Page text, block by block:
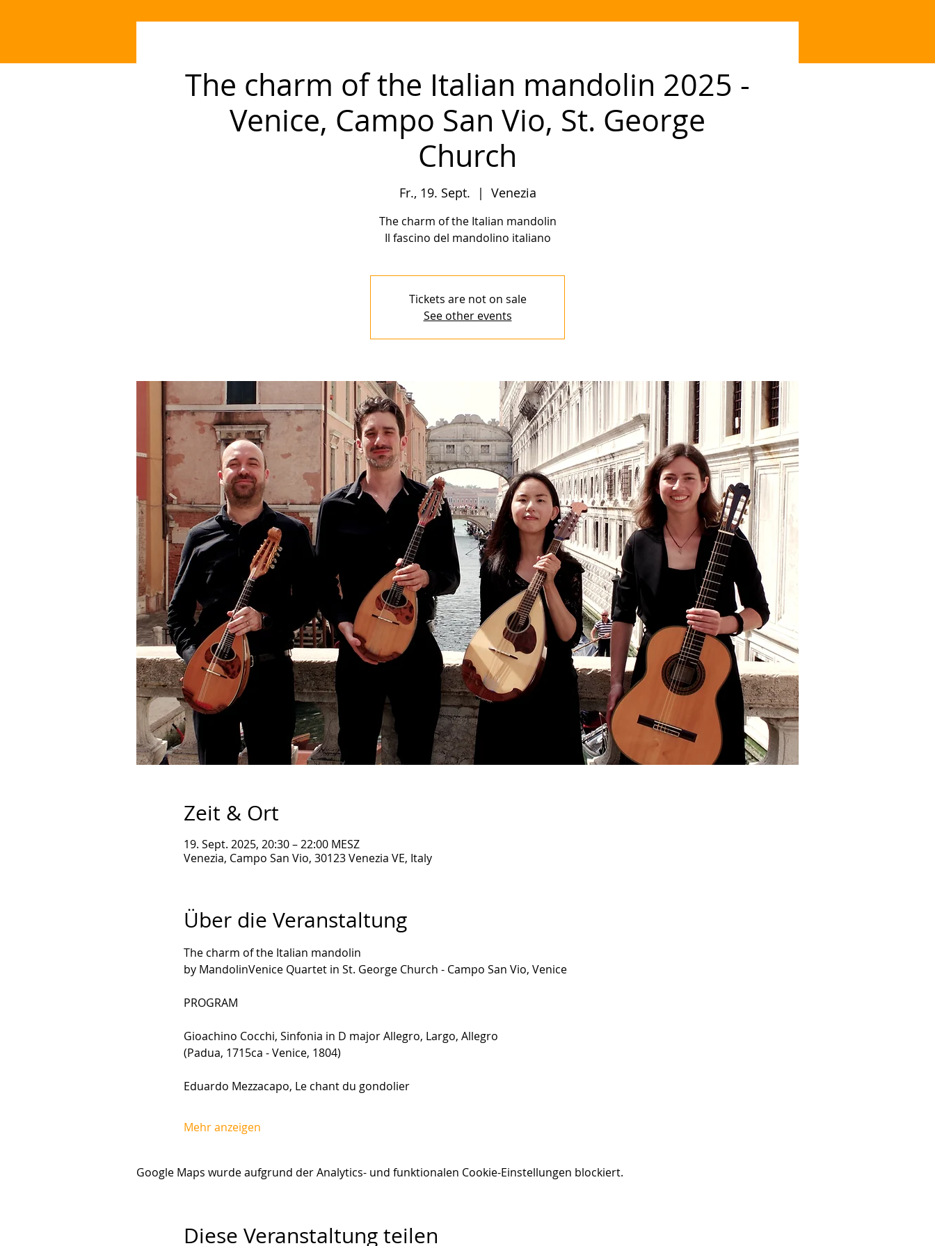
The charm of the Italian mandolin 2025 -
Venice, Campo San Vio, St. George
Church
Fr., 19. Sept.
  |
Venezia
The charm of the Italian mandolin
Il fascino del mandolino italiano
Tickets are not on sale
See other events
Zeit & Ort
19. Sept. 2025, 20:30 – 22:00 MESZ
Venezia, Campo San Vio, 30123 Venezia VE, Italy
Über die Veranstaltung
The charm of the Italian mandolin
by MandolinVenice Quartet in St. George Church - Campo San Vio, Venice
PROGRAM
Gioachino Cocchi, Sinfonia in D major Allegro, Largo, Allegro
(Padua, 1715ca - Venice, 1804)
Eduardo Mezzacapo, Le chant du gondolier
Mehr anzeigen
Google Maps wurde aufgrund der Analytics- und funktionalen Cookie-Einstellungen blockiert.
Diese Veranstaltung teilen